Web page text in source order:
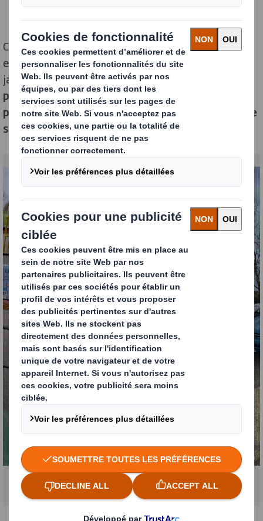
Chez DS Smith Packaging France, cet enjeu
environnemental est abordé avec responsabilité, sans
jamais perdre de vue un fait essentiel :
première cause évitable de mortalité en France, et la
prévention du tabagisme constitue un enjeu majeur de
santé publique.